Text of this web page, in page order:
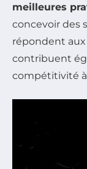
meilleures
concevoir des
répondent
contribuent
compétitivité